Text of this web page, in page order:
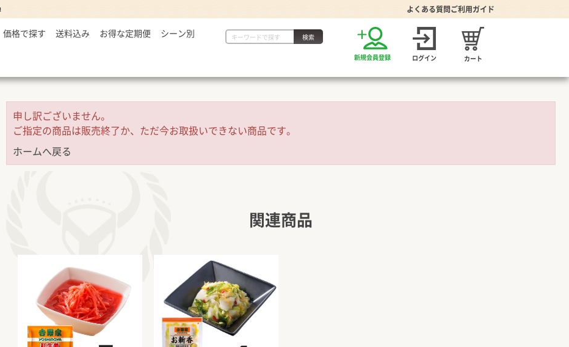
よくある質問ご利用ガイド
牛丼の具 定番セット商品 漬物・薬味 お得な定期便
から揚げ
豚しょうが焼
牛すき
麺類
ダチョウ肉
焼サーモン
紅生姜
お新香
唐辛子
とん汁
牛すい
吉野家グッズ
どんぶり・食器
スキンケア（SPEEDIA）
価格で探す
～2,999円
5,001～7,000円
7,001円～
送料込み お得な定期便 シーン別
初めての方へ
贈り物に
定番セット商品
新規会員登録 ログイン カート
申し訳ございません。
ご指定の商品は販売終了か、ただ今お取扱いできない商品です。
ホームへ戻る
関連商品